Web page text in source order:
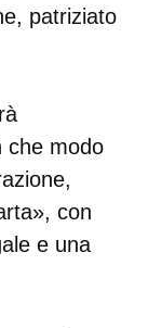
patriziato
che modo
con
e una